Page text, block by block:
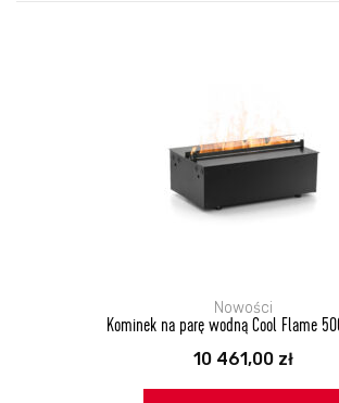
Nowości
Kominek na parę wodną Cool Flame
10 461,00 zł